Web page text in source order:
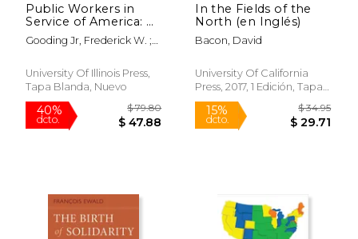
6%
dcto. $ 63.48
15%
dcto.
Public Workers in
Service of America: A
Reader (en Inglés)
Gooding Jr, Frederick W. ;
Joseph A.
University Of Illinois Press,
Tapa Blanda, Nuevo
In the Fields of the
North (en Inglés)
Bacon, David
University Of California
Press, 2017, 1 Edición, Tapa
Blanda, Nuevo